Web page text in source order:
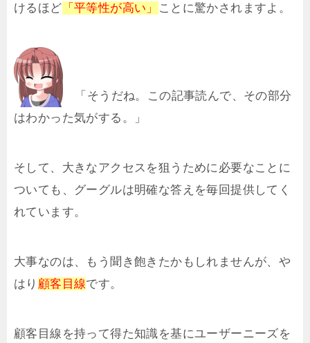
けるほど 「平等性が高い」 ことに驚かされますよ。
「そうだね。この記事読んで、その部分
はわかった気がする。」
そして、大きなアクセスを狙うために必要なことに
ついても、グーグルは明確な答えを毎回提供してく
れています。
大事なのは、もう聞き飽きたかもしれませんが、や
はり 顧客目線です。
顧客目線を持って得た知識を基にユーザーニーズを